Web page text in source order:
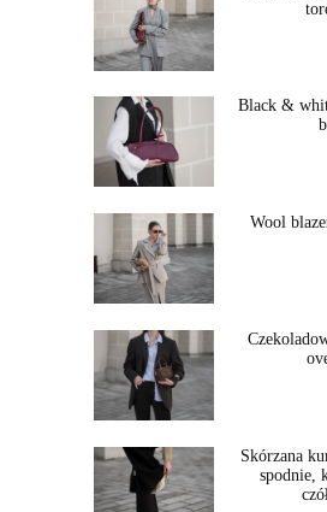
Black &
Wool
Skórzana
spodnie,